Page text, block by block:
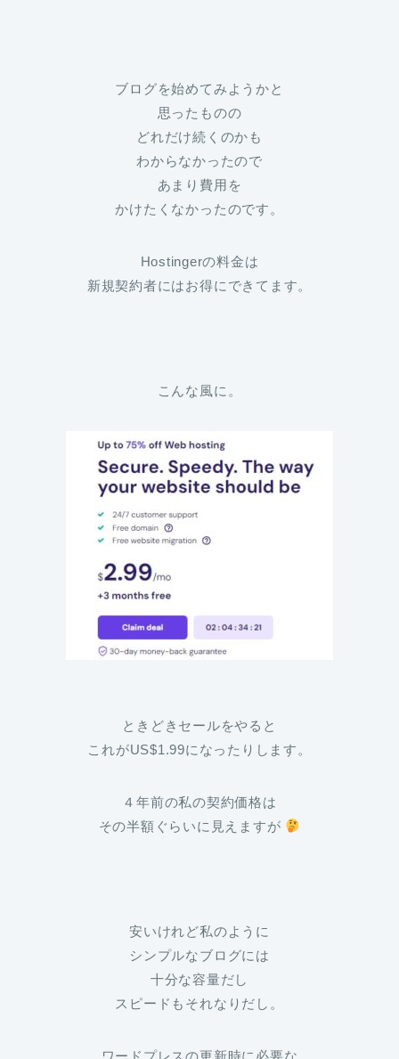
ブログを始めてみようかと
思ったものの
どれだけ続くのかも
わからなかったので
あまり費用を
かけたくなかったのです。
Hostingerの料金は
新規契約者にはお得にできてます。
こんな風に。
ときどきセールをやると
これがUS$1.99になったりします。
４年前の私の契約価格は
その半額ぐらいに見えますが
安いけれど私のように
シンプルなブログには
十分な容量だし
スピードもそれなりだし。
ワードプレスの更新時に必要な